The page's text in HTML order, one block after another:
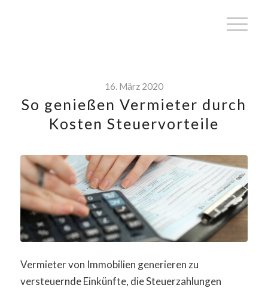
16. März 2020
So genießen Vermieter durch
Kosten Steuervorteile
Vermieter von Immobilien generieren zu
versteuernde Einkünfte, die Steuerzahlungen